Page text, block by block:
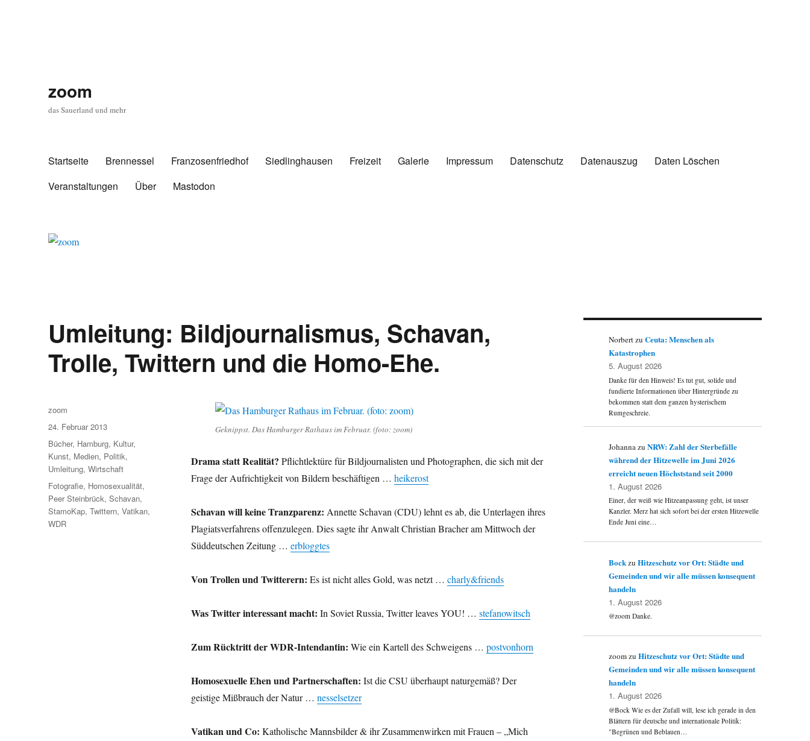
zoom
das Sauerland und mehr
Startseite Brennessel Franzosenfriedhof Siedlinghausen Freizeit Galerie Impressum Datenschutz Datenauszug
Daten Löschen
Veranstaltungen
Über Mastodon
Umleitung: Bildjournalismus, Schavan,
Trolle, Twittern und die Homo-Ehe.
Geknippst. Das Hamburger Rathaus im Februar. (foto: zoom)
Drama statt Realität? Pflichtlektüre für Bildjournalisten und Photographen, die sich mit der
Frage der Aufrichtigkeit von Bildern beschäftigen … heikerost
Schavan will keine Tranzparenz: Annette Schavan (CDU) lehnt es ab, die Unterlagen ihres
Plagiatsverfahrens offenzulegen. Dies sagte ihr Anwalt Christian Bracher am Mittwoch der
Süddeutschen Zeitung … erbloggtes
Von Trollen und Twitterern: Es ist nicht alles Gold, was netzt … charly&friends
Was Twitter interessant macht: In Soviet Russia, Twitter leaves YOU! … stefanowitsch
Zum Rücktritt der WDR-Intendantin: Wie ein Kartell des Schweigens … postvonhorn
Homosexuelle Ehen und Partnerschaften: Ist die CSU überhaupt naturgemäß? Der
geistige Mißbrauch der Natur … nesselsetzer
Vatikan und Co: Katholische Mannsbilder & ihr Zusammenwirken mit Frauen – „Mich
Autor
zoom
Veröffentlicht
am
24. Februar 2013
Kategorien
Bücher, Hamburg, Kultur,
Kunst, Medien, Politik,
Umleitung,Wirtschaft
Schlagwörter
Fotografie, Homosexualität,
Peer Steinbrück,Schavan,
StamoKap,Twittern,Vatikan,
WDR
NorbertzuCeuta: Menschen als
Katastrophen
5. August 2026
Danke für den Hinweis! Es tut gut, solide und
fundierte Informationen über Hintergründe zu
bekommen statt dem ganzen hysterischem
Rumgeschreie.
JohannazuNRW: Zahl der Sterbefälle
während der Hitzewelle im Juni 2026
erreicht neuen Höchststand seit 2000
1. August 2026
Einer, der weiß wie Hitzeanpassung geht, ist unser
Kanzler. Merz hat sich sofort bei der ersten Hitzewelle
Ende Juni eine…
BockzuHitzeschutz vor Ort: Städte und
Gemeinden und wir alle müssen konsequent
handeln
1. August 2026
@zoom Danke.
zoomzuHitzeschutz vor Ort: Städte und
Gemeinden und wir alle müssen konsequent
handeln
1. August 2026
@Bock Wie es der Zufall will, lese ich gerade in den
Blättern für deutsche und internationale Politik:
"Begrünen und Beblauen…